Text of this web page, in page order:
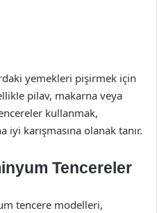
yemekleri pişirmek için
pilav, makarna veya
kullanmak,
karışmasına olanak tanır.
Tencereler
tencere modelleri,